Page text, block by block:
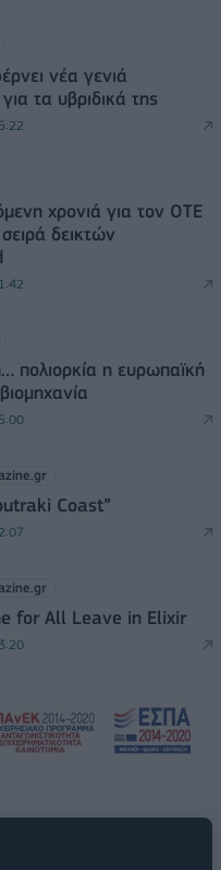
νέα γενιά
τα υβριδικά της
χρονιά για τον ΟΤΕ
δεικτών
πολιορκία η ευρωπαϊκή
Coast”
for All Leave in Elixir